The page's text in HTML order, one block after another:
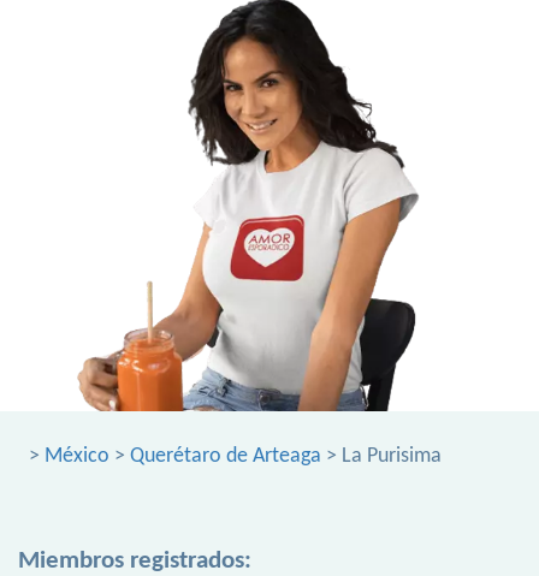
> México > Querétaro de Arteaga > La Purisima
Miembros registrados: